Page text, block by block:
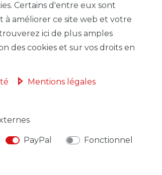
DE L'UE FABRICANT
Certains d'entre eux sont
à améliorer ce site web et votre
ici de plus amples
des cookies et sur vos droits en
Mentions légales
PayPal Fonctionnel